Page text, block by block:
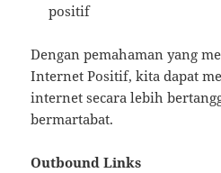
positif
Dengan pemahaman yang
Internet Positif, kita dapat
internet secara lebih
bermartabat.
Outbound Links